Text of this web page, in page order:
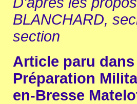
BLANCHARD,
section
Article paru
Préparation
en-Bresse